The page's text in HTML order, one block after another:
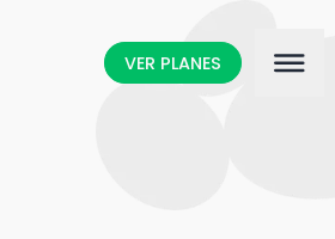
VER PLANES